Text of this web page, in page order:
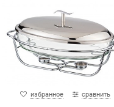
избранное сравнить